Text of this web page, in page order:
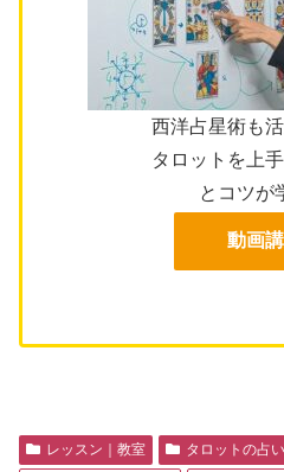
西洋占星術も
タロットを上
とコツが
動画
レッスン｜教室 タロットの占